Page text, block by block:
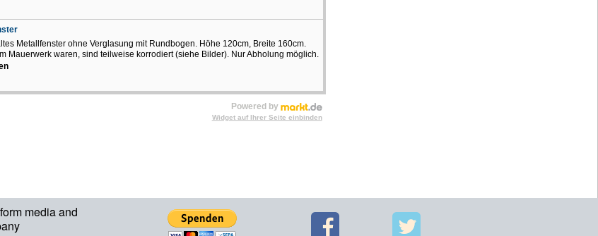
media and
Metallfenster ohne Verglasung mit Rundbogen. Höhe 120cm, Breite 160cm.
Mauerwerk waren, sind teilweise korrodiert (siehe Bilder). Nur Abholung möglich.
Powered by
Widget auf Ihrer Seite einbinden